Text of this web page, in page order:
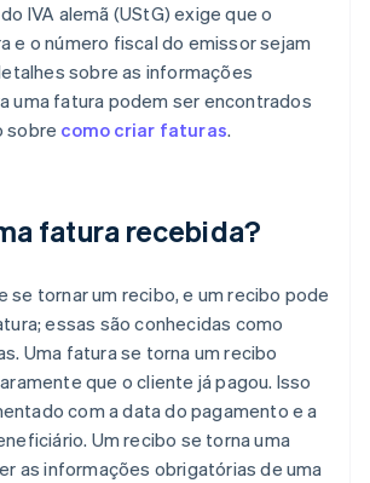
IVA alemã (UStG) exige que o
e o número fiscal do emissor sejam
sobre as informações
uma fatura podem ser encontrados
sobre como criar faturas.
fatura recebida?
se tornar um recibo, e um recibo pode
essas são conhecidas como
Uma fatura se torna um recibo
que o cliente já pagou. Isso
com a data do pagamento e a
Um recibo se torna uma
as informações obrigatórias de uma